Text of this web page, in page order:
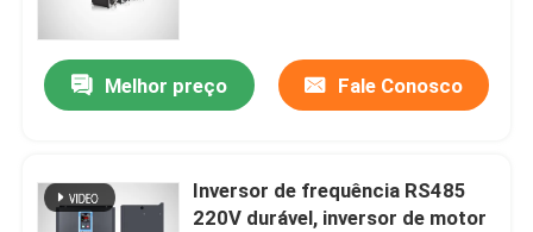
Casa
Melhor preço Fale Conosco
Inversor de frequência RS485
220V durável, inversor de motor